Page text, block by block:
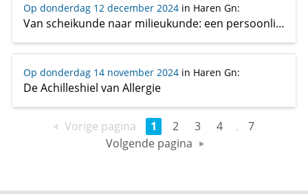
Op donderdag 12 december 2024in Haren Gn:
Van scheikunde naar milieukunde: een persoonlijke geschiedenis
Op donderdag 14 november 2024in Haren Gn:
De Achilleshiel van Allergie
Vorige pagina 1 2 3 4
7
Volgende pagina